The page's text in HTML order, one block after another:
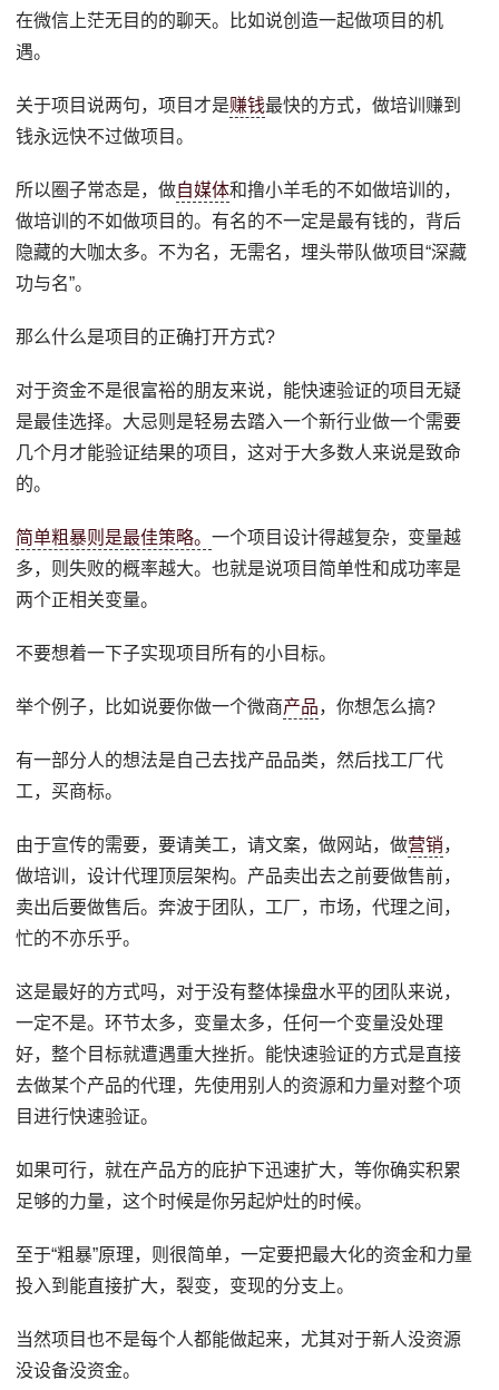
在微信上茫无目的的聊天。比如说创造一起做项目的机
遇。
关于项目说两句，项目才是赚钱最快的方式，做培训赚到
钱永远快不过做项目。
所以圈子常态是，做自媒体和撸小羊毛的不如做培训的，
做培训的不如做项目的。有名的不一定是最有钱的，背后
隐藏的大咖太多。不为名，无需名，埋头带队做项目“深藏
功与名”。
那么什么是项目的正确打开方式?
对于资金不是很富裕的朋友来说，能快速验证的项目无疑
是最佳选择。大忌则是轻易去踏入一个新行业做一个需要
几个月才能验证结果的项目，这对于大多数人来说是致命
的。
简单粗暴则是最佳策略。一个项目设计得越复杂，变量越
多，则失败的概率越大。也就是说项目简单性和成功率是
两个正相关变量。
不要想着一下子实现项目所有的小目标。
举个例子，比如说要你做一个微商产品，你想怎么搞?
有一部分人的想法是自己去找产品品类，然后找工厂代
工，买商标。
由于宣传的需要，要请美工，请文案，做网站，做营销，
做培训，设计代理顶层架构。产品卖出去之前要做售前，
卖出后要做售后。奔波于团队，工厂，市场，代理之间，
忙的不亦乐乎。
这是最好的方式吗，对于没有整体操盘水平的团队来说，
一定不是。环节太多，变量太多，任何一个变量没处理
好，整个目标就遭遇重大挫折。能快速验证的方式是直接
去做某个产品的代理，先使用别人的资源和力量对整个项
目进行快速验证。
如果可行，就在产品方的庇护下迅速扩大，等你确实积累
足够的力量，这个时候是你另起炉灶的时候。
至于“粗暴”原理，则很简单，一定要把最大化的资金和力量
投入到能直接扩大，裂变，变现的分支上。
当然项目也不是每个人都能做起来，尤其对于新人没资源
没设备没资金。